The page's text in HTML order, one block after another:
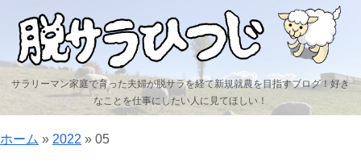
サラリーマン家庭で育った夫婦が脱サラを経て新規就農を目指すブログ！好き
なことを仕事にしたい人に見てほしい！
ホーム » 2022 » 05